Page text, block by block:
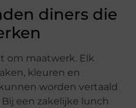
diners die
om maatwerk. Elk
kleuren en
worden vertaald
een zakelijke lunch